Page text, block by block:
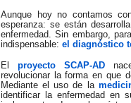
Aunque hoy no contamos
esperanza: se están
enfermedad. Sin embargo,
indispensable: el diagnóstico
El proyecto SCAP-AD
revolucionar la forma en que
Mediante el uso de la
identificar la enfermedad en